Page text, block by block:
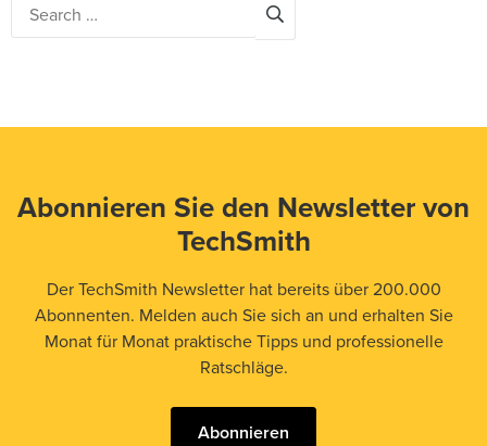
Abonnieren Sie den Newsletter von
TechSmith
Der TechSmith Newsletter hat bereits über 200.000
Abonnenten. Melden auch Sie sich an und erhalten Sie
Monat für Monat praktische Tipps und professionelle
Ratschläge.
Abonnieren